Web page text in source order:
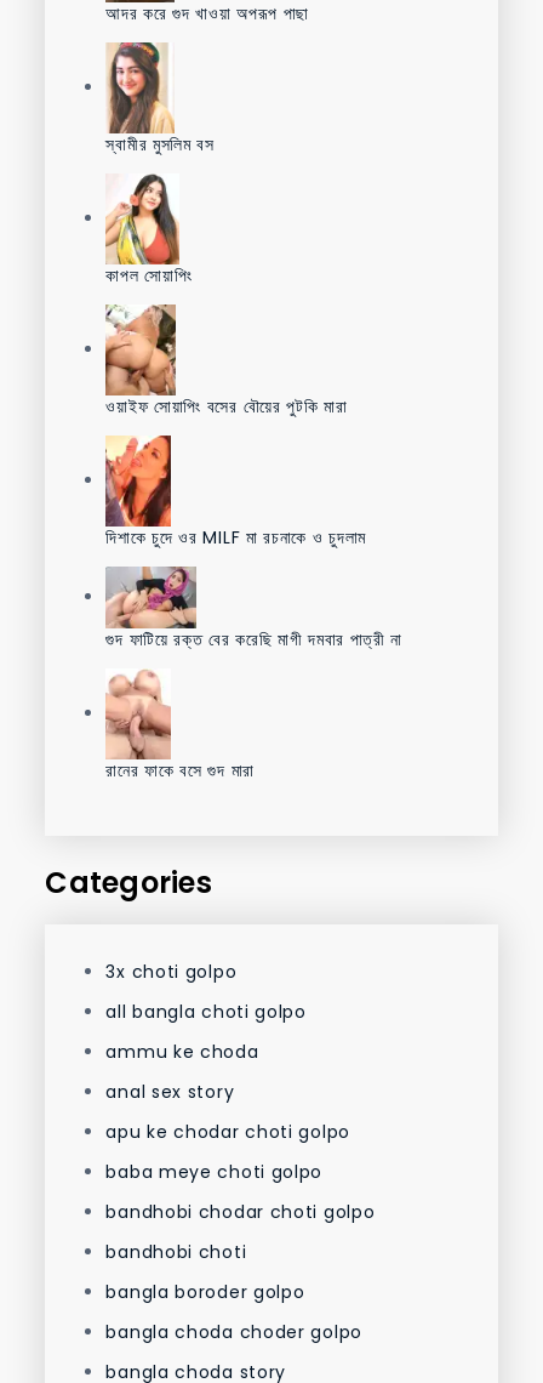
আদর করে গুদ খাওয়া অপরূপ পাছা
স্বামীর মুসলিম বস
কাপল সোয়াপিং
ওয়াইফ সোয়াপিং বসের বৌয়ের পুটকি মারা
দিশাকে চুদে ওর MILF মা রচনাকে ও চুদলাম
গুদ ফাটিয়ে রক্ত বের করেছি মাগী দমবার পাত্রী না
রানের ফাকে বসে গুদ মারা
Categories
3x choti golpo
all bangla choti golpo
ammu ke choda
anal sex story
apu ke chodar choti golpo
baba meye choti golpo
bandhobi chodar choti golpo
bandhobi choti
bangla boroder golpo
bangla choda choder golpo
bangla choda story